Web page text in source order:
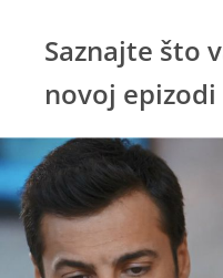
Saznajte što
novoj